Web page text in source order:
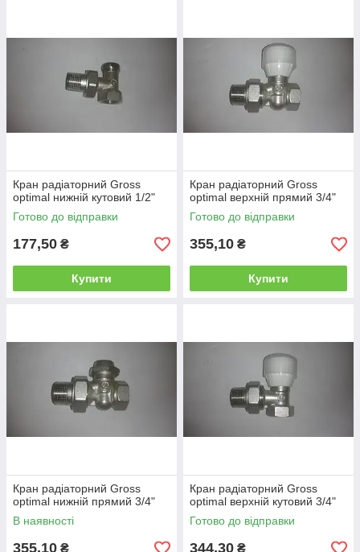
Кран радіаторний Gross
optimal нижній кутовий 1/2"
Готово до відправки
177,50 ₴
Купити
Кран радіаторний Gross
optimal верхній прямий 3/4"
Готово до відправки
355,10 ₴
Купити
Кран радіаторний Gross
optimal нижній прямий 3/4"
В наявності
355,10 ₴
Кран радіаторний Gross
optimal верхній кутовий 3/4"
Готово до відправки
344,30 ₴